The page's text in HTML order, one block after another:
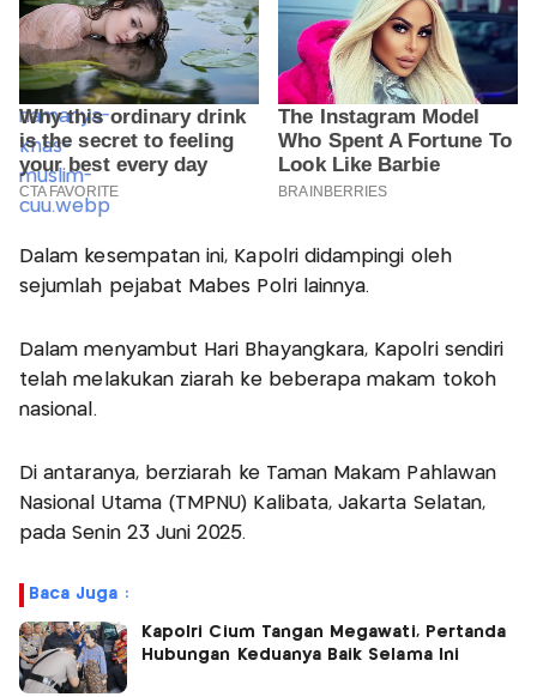
Dalam kesempatan ini, Kapolri didampingi oleh
sejumlah pejabat Mabes Polri lainnya.
Dalam menyambut Hari Bhayangkara, Kapolri sendiri
telah melakukan ziarah ke beberapa makam tokoh
nasional.
Di antaranya, berziarah ke Taman Makam Pahlawan
Nasional Utama (TMPNU) Kalibata, Jakarta Selatan,
pada Senin 23 Juni 2025.
Baca Juga :
Kapolri Cium Tangan Megawati, Pertanda
Hubungan Keduanya Baik Selama Ini